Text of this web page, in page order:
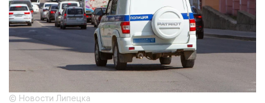
© Новости Липецка